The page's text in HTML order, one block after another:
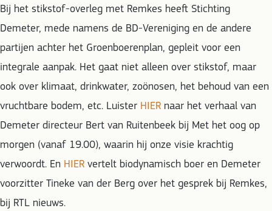
Bij het stikstof-overleg met Remkes heeft Stichting
Demeter, mede namens de BD-Vereniging en de andere
partijen achter het Groenboerenplan, gepleit voor een
integrale aanpak. Het gaat niet alleen over stikstof, maar
ook over klimaat, drinkwater, zoönosen, het behoud van een
vruchtbare bodem, etc. Luister HIER naar het verhaal van
Demeter directeur Bert van Ruitenbeek bij Met het oog op
morgen (vanaf 19.00), waarin hij onze visie krachtig
verwoordt. En HIER vertelt biodynamisch boer en Demeter
voorzitter Tineke van der Berg over het gesprek bij Remkes,
bij RTL nieuws.